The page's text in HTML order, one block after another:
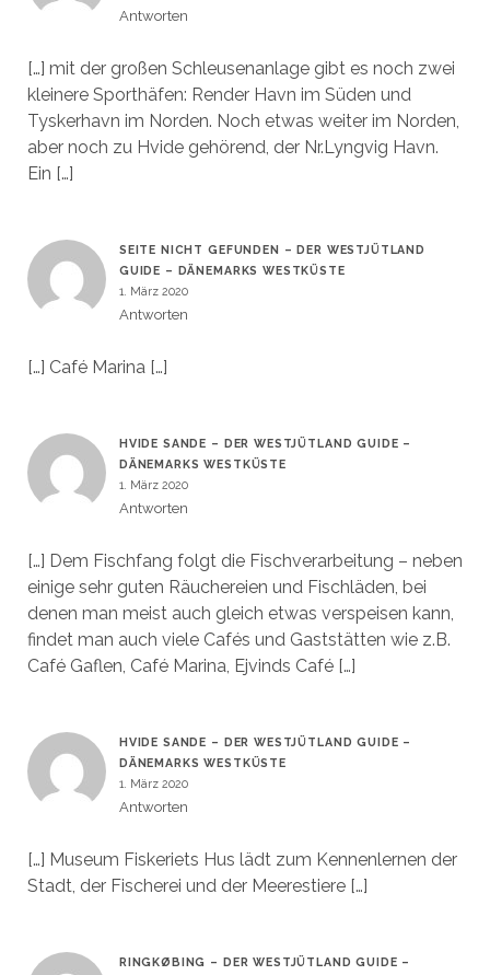
Antworten
[…] mit der großen Schleusenanlage gibt es noch zwei
kleinere Sporthäfen: Render Havn im Süden und
Tyskerhavn im Norden. Noch etwas weiter im Norden,
aber noch zu Hvide gehörend, der Nr.Lyngvig Havn.
Ein […]
SEITE NICHT GEFUNDEN – DER WESTJÜTLAND
GUIDE – DÄNEMARKS WESTKÜSTE
1. März 2020
Antworten
[…] Café Marina […]
HVIDE SANDE – DER WESTJÜTLAND GUIDE –
DÄNEMARKS WESTKÜSTE
1. März 2020
Antworten
[…] Dem Fischfang folgt die Fischverarbeitung – neben
einige sehr guten Räuchereien und Fischläden, bei
denen man meist auch gleich etwas verspeisen kann,
findet man auch viele Cafés und Gaststätten wie z.B.
Café Gaflen, Café Marina, Ejvinds Café […]
HVIDE SANDE – DER WESTJÜTLAND GUIDE –
DÄNEMARKS WESTKÜSTE
1. März 2020
Antworten
[…] Museum Fiskeriets Hus lädt zum Kennenlernen der
Stadt, der Fischerei und der Meerestiere […]
RINGKØBING – DER WESTJÜTLAND GUIDE –